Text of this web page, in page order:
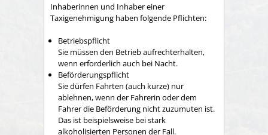
Inhaberinnen und Inhaber einer
Taxigenehmigung haben folgende Pflichten:
Betriebspflicht
Sie müssen den Betrieb aufrechterhalten,
wenn erforderlich auch bei Nacht.
Beförderungspflicht
Sie dürfen Fahrten (auch kurze) nur
ablehnen, wenn der Fahrerin oder dem
Fahrer die Beförderung nicht zuzumuten ist.
Das ist beispielsweise bei stark
alkoholisierten Personen der Fall.